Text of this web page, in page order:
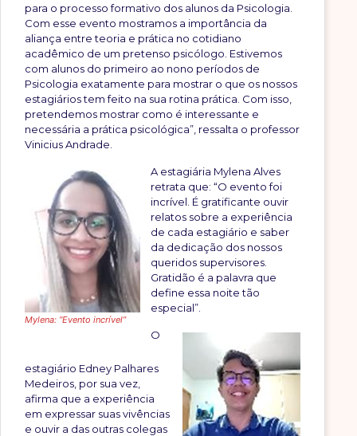
para o processo formativo dos alunos da Psicologia.
Com esse evento mostramos a importância da
aliança entre teoria e prática no cotidiano
acadêmico de um pretenso psicólogo. Estivemos
com alunos do primeiro ao nono períodos de
Psicologia exatamente para mostrar o que os nossos
estagiários tem feito na sua rotina prática. Com isso,
pretendemos mostrar como é interessante e
necessária a prática psicológica”, ressalta o professor
Vinicius Andrade.
Mylena: “Evento incrível”
A estagiária Mylena Alves
retrata que: “O evento foi
incrível. É gratificante ouvir
relatos sobre a experiência
de cada estagiário e saber
da dedicação dos nossos
queridos supervisores.
Gratidão é a palavra que
define essa noite tão
especial”.
O
estagiário Edney Palhares
Medeiros, por sua vez,
afirma que a experiência
em expressar suas vivências
e ouvir a das outras colegas